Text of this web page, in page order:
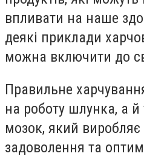
впливати на наше
деякі приклади
можна включити до
Правильне
на роботу шлунка, а
мозок, який
задоволення та